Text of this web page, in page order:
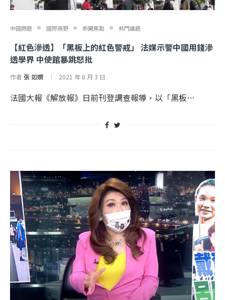
中國問題 國際視野 新聞焦點 熱門議題
【紅色滲透】「黑板上的紅色警戒」 法媒示警中國用錢滲
透學界 中使館暴跳怒批
作者張 如嫻 2021 年 8 月 3 日
法國大報《解放報》日前刊登調查報導，以「黑板…